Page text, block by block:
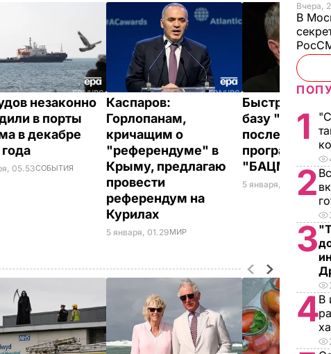
незаконно
в порты
в декабре
05.53СОБЫТИЯ
Каспаров:
Горлопанам,
кричащим о
"референдуме" в
Крыму, предлагаю
провести
референдум на
Курилах
5 января, 01.29МИР
Быстрякова
базу
после
программе
"БАЦМАН"
5 января, 00.53
Вчера,
В
1
2
3
4В